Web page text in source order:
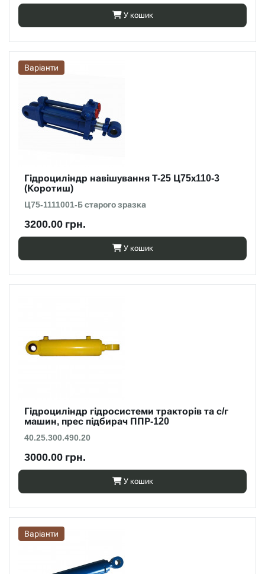
У кошик
Варіанти
Гідроциліндр навішування Т-25 Ц75х110-3
(Коротиш)
Ц75-1111001-Б старого зразка
3200.00 грн.
У кошик
Гідроциліндр гідросистеми тракторів та с/г
машин, прес підбирач ППР-120
40.25.300.490.20
3000.00 грн.
У кошик
Варіанти